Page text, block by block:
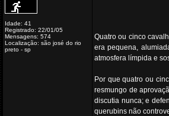
Idade: 41
Registrado: 22/01/05
Mensagens: 574
Localização: são josé do rio
preto - sp
Quatro ou cinco
era pequena,
atmosfera límpida e
Por que quatro ou
resmungo de
discutia nunca; e
querubins não